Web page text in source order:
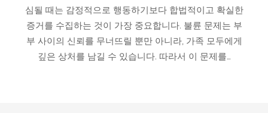
심될 때는 감정적으로 행동하기보다 합법적이고 확실한
증거를 수집하는 것이 가장 중요합니다. 불륜 문제는 부
부 사이의 신뢰를 무너뜨릴 뿐만 아니라, 가족 모두에게
깊은 상처를 남길 수 있습니다. 따라서 이 문제를…